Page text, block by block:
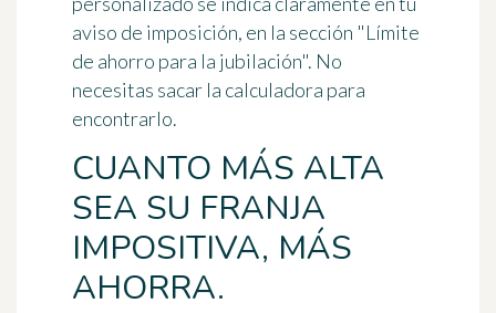
aviso de imposición, en la sección "Límite
de ahorro para la jubilación". No
necesitas sacar la calculadora para
encontrarlo.
CUANTO MÁS ALTA
SEA SU FRANJA
IMPOSITIVA, MÁS
AHORRA.